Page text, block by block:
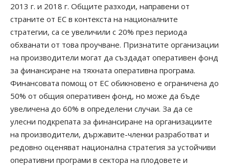
2013 г. и 2018 г. Общите разходи, направени от
страните от ЕС в контекста на националните
стратегии, са се увеличили с 20% през периода
обхванати от това проучване. Признатите организации
на производители могат да създадат оперативен фонд
за финансиране на тяхната оперативна програма.
Финансовата помощ от ЕС обикновено е ограничена до
50% от общия оперативен фонд, но може да бъде
увеличена до 60% в определени случаи. За да се
улесни подкрепата за финансиране на организациите
на производители, държавите-членки разработват и
редовно оценяват национална стратегия за устойчиви
оперативни програми в сектора на плодовете и